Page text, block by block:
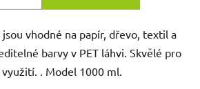
vhodné na papír, dřevo, textil a
barvy v PET láhvi. Skvělé pro
. Model 1000 ml.